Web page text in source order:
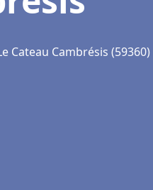
Cateau Cambrésis (59360)